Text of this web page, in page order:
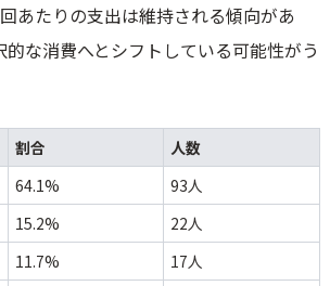
あたりの支出は維持される傾向があ
的な消費へとシフトしている可能性がう
割合
人数
64.1%
93人
15.2%
22人
11.7%
17人